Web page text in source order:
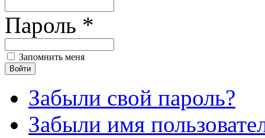
Пароль *
Запомнить меня
Забыли свой пароль?
Забыли имя